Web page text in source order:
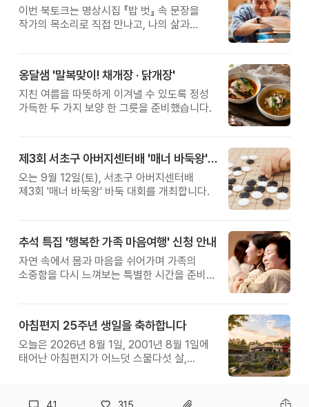
이번 북토크는 명상시집 『밥 벗』 속 문장을
작가의 목소리로 직접 만나고, 나의 삶과
옹달샘 '말복맞이! 채개장 · 닭개장'
지친 여름을 따뜻하게 이겨낼 수 있도록 정성
가득한 두 가지 보양 한 그릇을 준비했습니다.
제3회 서초구 아버지센터배 '매너 바둑왕' 대회
오는 9월 12일(토), 서초구 아버지센터배
제3회 '매너 바둑왕' 바둑 대회를 개최합니다.
추석 특집 '행복한 가족 마음여행' 신청 안내
자연 속에서 몸과 마음을 쉬어가며 가족의
소중함을 다시 느껴보는 특별한 시간을 준비해
아침편지 25주년 생일을 축하합니다
오늘은 2026년 8월 1일, 2001년 8월 1일에
태어난 아침편지가 어느덧 스물다섯 살,
41 315